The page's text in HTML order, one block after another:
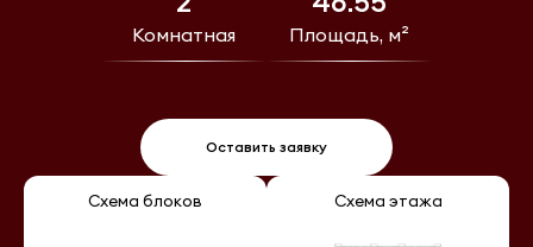
Комнатная Площадь, м²
Оставить заявку
Схема блоков Схема этажа